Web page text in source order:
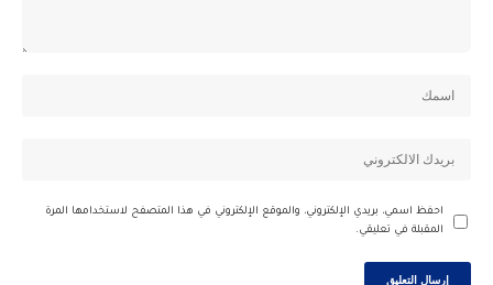
احفظ اسمي، بريدي الإلكتروني، والموقع الإلكتروني في هذا المتصفح لاستخدامها المرة
المقبلة في تعليقي.